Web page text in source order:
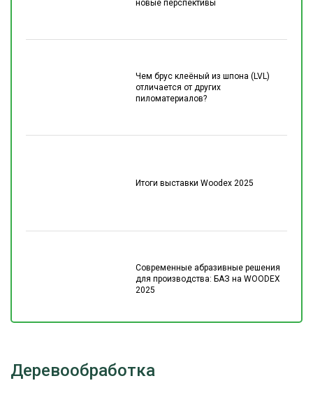
новые перспективы
Чем брус клеёный из шпона (LVL)
отличается от других
пиломатериалов?
Итоги выставки Woodex 2025
Современные абразивные решения
для производства: БАЗ на WOODEX
2025
Деревообработка